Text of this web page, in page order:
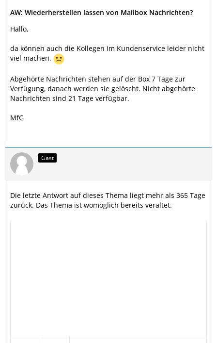
AW: Wiederherstellen lassen von Mailbox Nachrichten?
Hallo,
da können auch die Kollegen im Kundenservice leider nicht
viel machen.
Abgehörte Nachrichten stehen auf der Box 7 Tage zur
Verfügung, danach werden sie gelöscht. Nicht abgehörte
Nachrichten sind 21 Tage verfügbar.
MfG
Gast
Die letzte Antwort auf dieses Thema liegt mehr als 365 Tage
zurück. Das Thema ist womöglich bereits veraltet.